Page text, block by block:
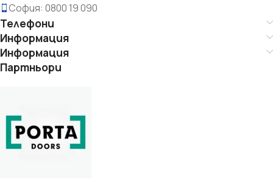
София: 0800 19 090
Телефони
Информация
Информация
Партньори